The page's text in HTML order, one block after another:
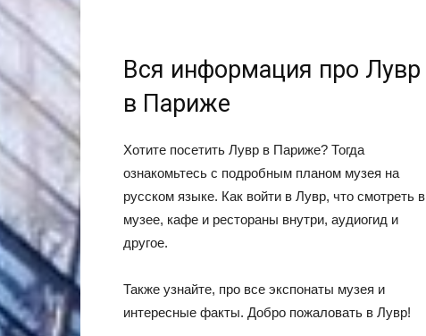
Вся информация про Лувр
в Париже
Хотите посетить Лувр в Париже? Тогда
ознакомьтесь с подробным планом музея на
русском языке. Как войти в Лувр, что смотреть в
музее, кафе и рестораны внутри, аудиогид и
другое.
Также узнайте, про все экспонаты музея и
интересные факты. Добро пожаловать в Лувр!